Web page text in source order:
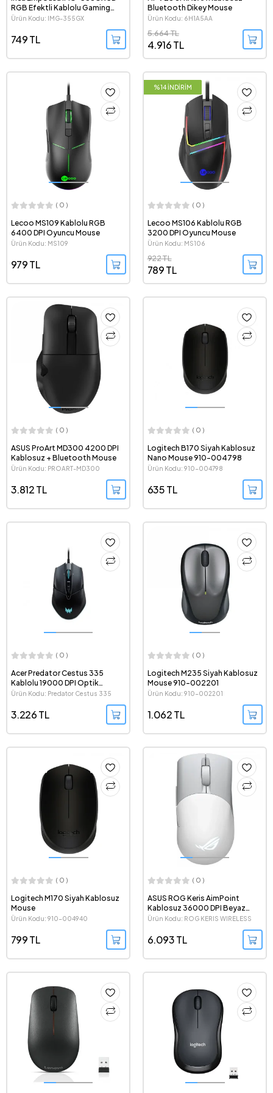
RGB Efektli Kablolu Gaming
Mouse
Ürün Kodu: IMG-355GX
749 TL
Bluetooth Dikey Mouse
Ürün Kodu: 6H1A5AA
4.916 TL
5.664 TL
( 0 )
Lecoo MS109 Kablolu RGB
6400 DPI Oyuncu Mouse
Ürün Kodu: MS109
979 TL
%14 İNDİRİM
( 0 )
Lecoo MS106 Kablolu RGB
3200 DPI Oyuncu Mouse
Ürün Kodu: MS106
789 TL
922 TL
( 0 )
ASUS ProArt MD300 4200 DPI
Kablosuz + Bluetooth Mouse
Ürün Kodu: PROART-MD300
3.812 TL
( 0 )
Logitech B170 Siyah Kablosuz
Nano Mouse 910-004798
Ürün Kodu: 910-004798
635 TL
( 0 )
Acer Predator Cestus 335
Kablolu 19000 DPI Optik
Oyuncu Mouse
Ürün Kodu: Predator Cestus 335
3.226 TL
( 0 )
Logitech M235 Siyah Kablosuz
Mouse 910-002201
Ürün Kodu: 910-002201
1.062 TL
( 0 )
Logitech M170 Siyah Kablosuz
Mouse
Ürün Kodu: 910-004940
799 TL
( 0 )
ASUS ROG Keris AimPoint
Kablosuz 36000 DPI Beyaz
Gaming Mouse
Ürün Kodu: ROG KERIS WIRELESS
6.093 TL